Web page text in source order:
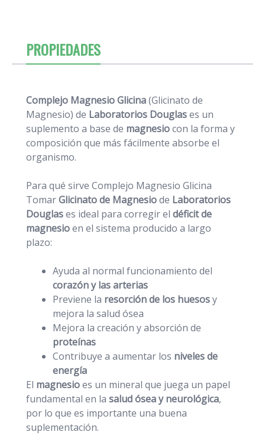
PROPIEDADES
Complejo Magnesio Glicina(Glicinato de
Magnesio) de Laboratorios Douglases un
suplemento a base de magnesiocon la forma y
composición que más fácilmente absorbe el
organismo.
Para qué sirve Complejo Magnesio Glicina
TomarGlicinato de Magnesiode Laboratorios
Douglases ideal para corregir el déficit de
magnesioen el sistema producido a largo
plazo:
Ayuda al normal funcionamiento del
corazón y las arterias
Previene la resorción de los huesosy
mejora la salud ósea
Mejora la creación y absorción de
proteínas
Contribuye a aumentar los niveles de
energía
El magnesioes un mineral que juega un papel
fundamental en la salud ósea y neurológica,
por lo que es importante una buena
suplementación.